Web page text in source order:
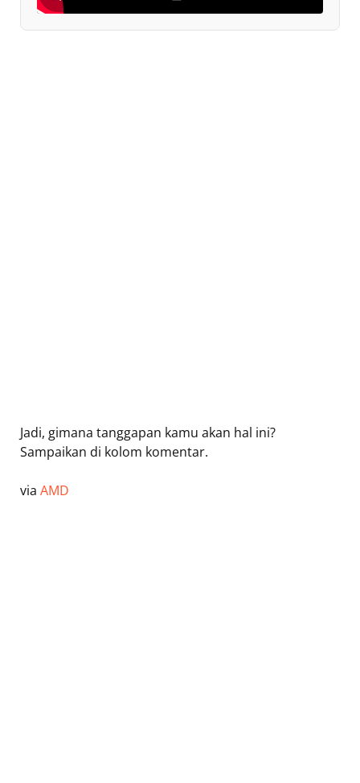
Jadi, gimana tanggapan kamu akan hal ini?
Sampaikan di kolom komentar.
via AMD